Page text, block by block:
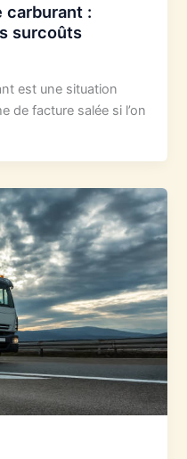
carburant :
surcoûts
est une situation
de facture salée si l’on